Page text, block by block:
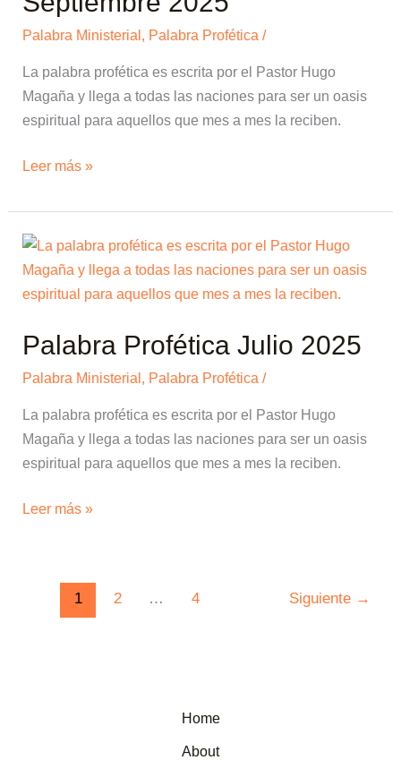
Palabra Ministerial , Palabra Profética /
La palabra profética es escrita por el Pastor Hugo
Magaña y llega a todas las naciones para ser un oasis
espiritual para aquellos que mes a mes la reciben.
Septiembre
2025
Leer más »
Palabra Profética Julio 2025
Palabra Ministerial , Palabra Profética /
La palabra profética es escrita por el Pastor Hugo
Magaña y llega a todas las naciones para ser un oasis
espiritual para aquellos que mes a mes la reciben.
Palabra
Profética
Julio
Leer más »
1 2 … 4 Siguiente →
Home
About